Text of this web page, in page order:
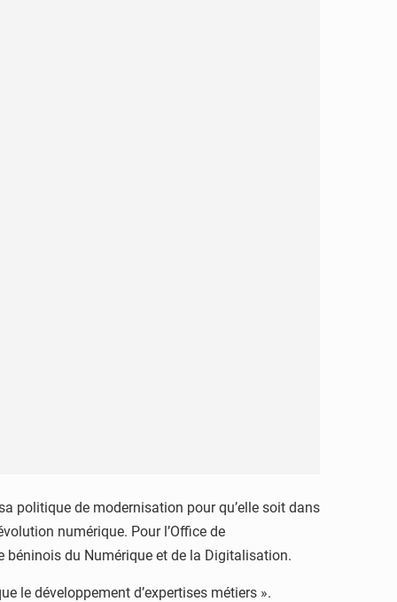
politique de modernisation pour qu’elle soit dans
numérique. Pour l’Office de
béninois du Numérique et de la Digitalisation.
le développement d’expertises métiers ».